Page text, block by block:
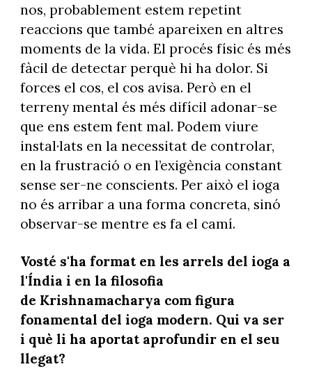
nos, probablement estem repetint
reaccions que també apareixen en altres
moments de la vida. El procés físic és més
fàcil de detectar perquè hi ha dolor. Si
forces el cos, el cos avisa. Però en el
terreny mental és més difícil adonar-se
que ens estem fent mal. Podem viure
instal·lats en la necessitat de controlar,
en la frustració o en l’exigència constant
sense ser-ne conscients. Per això el ioga
no és arribar a una forma concreta, sinó
observar-se mentre es fa el camí.
Vosté s'ha format en les arrels del ioga a
l'Índia i en la filosofia
de Krishnamacharya com figura
fonamental del ioga modern. Qui va ser
i què li ha aportat aprofundir en el seu
llegat?